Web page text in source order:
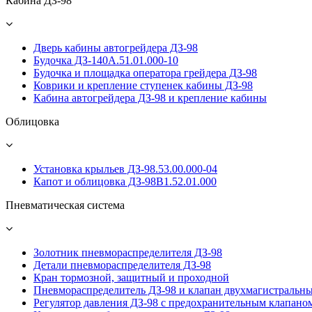
Дверь кабины автогрейдера ДЗ-98
Будочка ДЗ-140А.51.01.000-10
Будочка и площадка оператора грейдера ДЗ-98
Коврики и крепление ступенек кабины ДЗ-98
Кабина автогрейдера ДЗ-98 и крепление кабины
Облицовка
Установка крыльев ДЗ-98.53.00.000-04
Капот и облицовка ДЗ-98В1.52.01.000
Пневматическая система
Золотник пневмораспределителя ДЗ-98
Детали пневмораспределителя ДЗ-98
Кран тормозной, защитный и проходной
Пневмораспределитель ДЗ-98 и клапан
Регулятор давления ДЗ-98 с предохранительным